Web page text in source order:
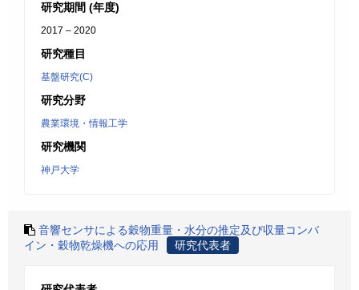
研究期間 (年度)
2017 – 2020
研究種目
基盤研究(C)
研究分野
農業環境・情報工学
研究機関
神戸大学
音響センサによる穀物重量・水分の推定及び収量コンバ
イン・穀物乾燥機への応用
研究代表者